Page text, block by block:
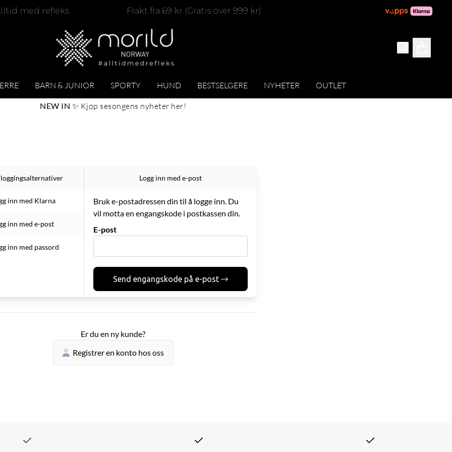
med refleks Frakt fra 69 kr (Gratis over 999 kr)
BARN & JUNIOR SPORTY HUND BESTSELGERE NYHETER OUTLET
NEW IN ✨ Kjøp sesongens nyheter her!
inn med Klarna
inn med e-post
inn med passord
Logg inn med e-post
Bruk e-postadressen din til å logge inn. Du
vil motta en engangskode i postkassen din.
E-post
Send engangskode på e-post
Er du en ny kunde?
Registrer en konto hos oss